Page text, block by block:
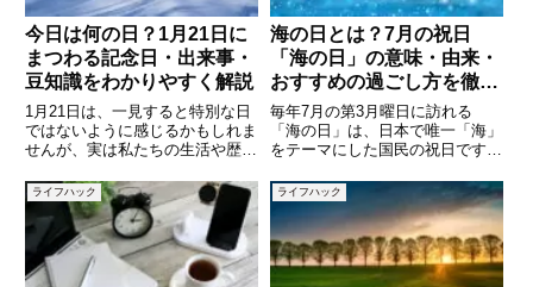
今日は何の日？1月21日に
まつわる記念日・出来事・
豆知識をわかりやすく解説
1月21日は、一見すると特別な日
ではないように感じるかもしれま
せんが、実は私たちの生活や歴
来事がいくつも重なっている日で
す。語呂合わせから生まれた身近
な記念日もあれば、社会の発展や
人々の意識の変化を象徴する意味
海の日とは？7月の祝日
「海の日」の意味・由来・
おすすめの過ごし方を徹底
解説
毎年7月の第3月曜日に訪れる
「海の日」は、日本で唯一「海」
をテーマにした国民の祝日です。
花火大会と重なることも多く、多
くの人が夏レジャーを楽しむ連休
として親しんでいます。しかし
「なぜ海の日が祝日になったの
か」「
ライフハック ライフハック